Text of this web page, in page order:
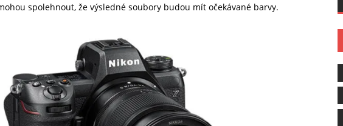
spolehnout, že výsledné soubory budou mít očekávané barvy.